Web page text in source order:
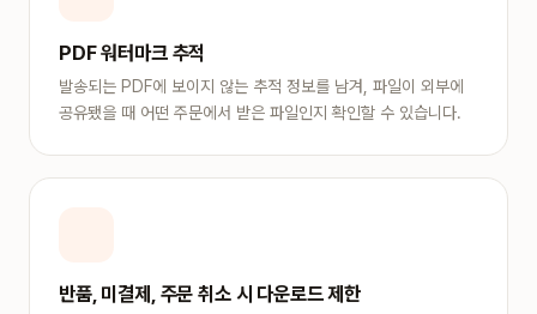
PDF 워터마크 추적
발송되는 PDF에 보이지 않는 추적 정보를 남겨, 파일이 외부에
공유됐을 때 어떤 주문에서 받은 파일인지 확인할 수 있습니다.
반품, 미결제, 주문 취소 시 다운로드 제한